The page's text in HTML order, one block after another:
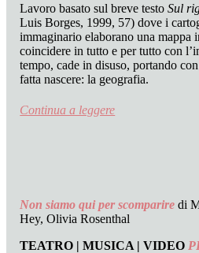
Lavoro basato sul breve testoSul
Luis Borges, 1999, 57) dove i
immaginario elaborano una mappa
coincidere in tutto e per tutto con
tempo, cade in disuso, portando
fatta nascere: la geografia.
Continua a leggere
Non siamo qui per scomparire di
Hey, Olivia Rosenthal
TEATRO | MUSICA | VIDEO